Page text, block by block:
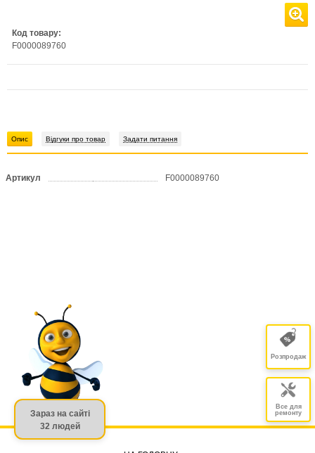
Код товару:
F0000089760
Опис Відгуки про товар Задати питання
Артикул F0000089760
Розпродаж
Все для
ремонту
Зараз на сайті
32 людей